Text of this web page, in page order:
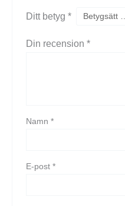
Ditt betyg *
Din recension *
Namn *
E-post *